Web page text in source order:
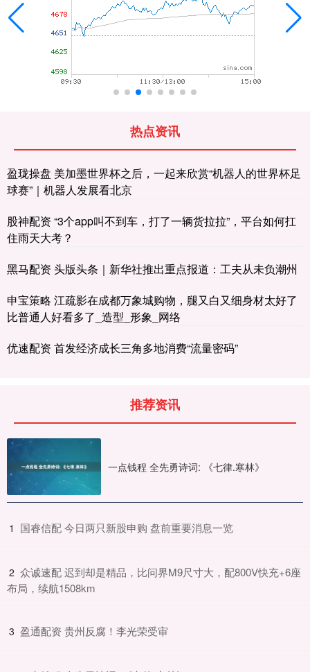
热点资讯
盈珑操盘 美加墨世界杯之后，一起来欣赏“机器人的世界杯足
球赛”｜机器人发展看北京
股神配资 “3个app叫不到车，打了一辆货拉拉”，平台如何扛
住雨天大考？
黑马配资 头版头条｜新华社推出重点报道：工夫从未负潮州
申宝策略 江疏影在成都万象城购物，腿又白又细身材太好了
比普通人好看多了_造型_形象_网络
优速配资 首发经济成长三角多地消费“流量密码”
推荐资讯
一点钱程 全先勇诗词: 《七律.寒林》
1 ​国睿信配 今日两只新股申购 盘前重要消息一览
2 ​众诚速配 迟到却是精品，比问界M9尺寸大，配800V快充+6座
布局，续航1508km
3 ​盈通配资 贵州反腐！李光荣受审